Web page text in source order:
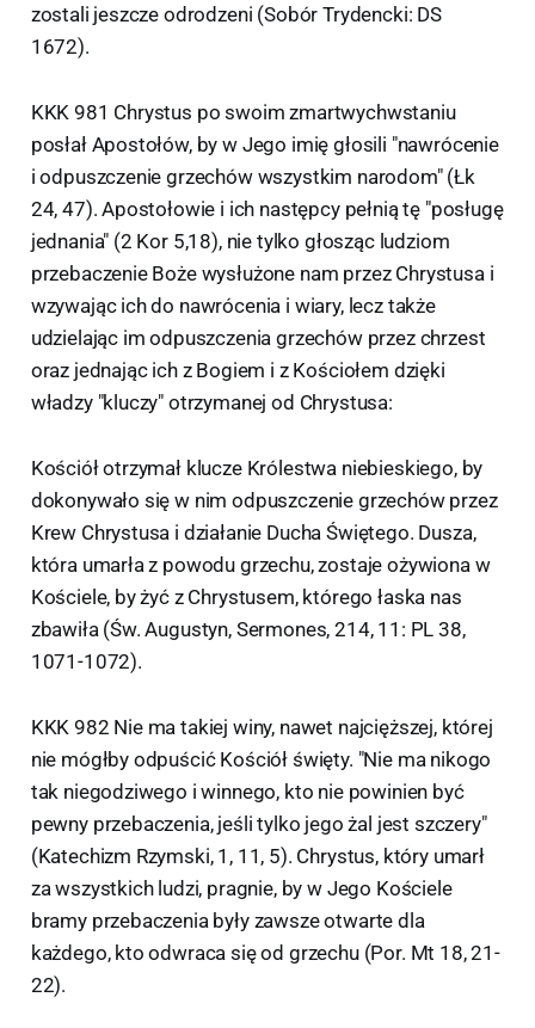
zostali jeszcze odrodzeni (Sobór Trydencki: DS
1672).
KKK 981 Chrystus po swoim zmartwychwstaniu
posłał Apostołów, by w Jego imię głosili "nawrócenie
i odpuszczenie grzechów wszystkim narodom" (Łk
24, 47). Apostołowie i ich następcy pełnią tę "posługę
jednania" (2 Kor 5,18), nie tylko głosząc ludziom
przebaczenie Boże wysłużone nam przez Chrystusa i
wzywając ich do nawrócenia i wiary, lecz także
udzielając im odpuszczenia grzechów przez chrzest
oraz jednając ich z Bogiem i z Kościołem dzięki
władzy "kluczy" otrzymanej od Chrystusa:
Kościół otrzymał klucze Królestwa niebieskiego, by
dokonywało się w nim odpuszczenie grzechów przez
Krew Chrystusa i działanie Ducha Świętego. Dusza,
która umarła z powodu grzechu, zostaje ożywiona w
Kościele, by żyć z Chrystusem, którego łaska nas
zbawiła (Św. Augustyn, Sermones, 214, 11: PL 38,
1071-1072).
KKK 982 Nie ma takiej winy, nawet najcięższej, której
nie mógłby odpuścić Kościół święty. "Nie ma nikogo
tak niegodziwego i winnego, kto nie powinien być
pewny przebaczenia, jeśli tylko jego żal jest szczery"
(Katechizm Rzymski, 1, 11, 5). Chrystus, który umarł
za wszystkich ludzi, pragnie, by w Jego Kościele
bramy przebaczenia były zawsze otwarte dla
każdego, kto odwraca się od grzechu (Por. Mt 18, 21-
22).